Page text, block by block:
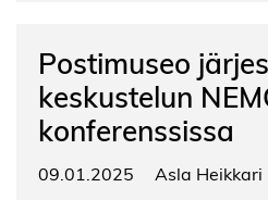
Postimuseo
keskustelun
konferenssissa
09.01.2025
Asla Heikkari